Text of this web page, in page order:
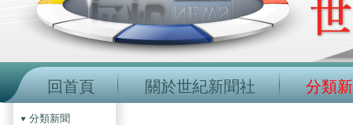
回首頁 關於世紀新聞社 分類
分類新聞